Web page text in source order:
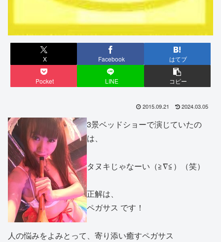
X Facebook はてブ
Pocket LINE コピー
2015.09.21 2024.03.05
3景ベッドショーで演じていたの
は、
タヌキじゃなーい（≧∇≦）（笑）
正解は、
ペガサス です！
人の悩みをよみとって、寄り添い癒すペガサス